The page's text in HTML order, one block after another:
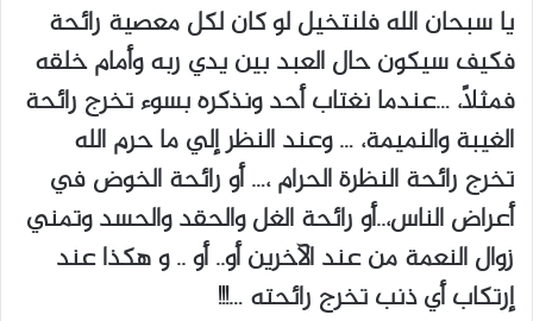
يا سبحان الله فلنتخيل لو كان لكل معصية رائحة
فكيف سيكون حال العبد بين يدي ربه وأمام خلقه
فمثلاً، …عندما نغتاب أحد ونذكره بسوء تخرج رائحة
الغيبة والنميمة، … وعند النظر إلي ما حرم الله
تخرج رائحة النظرة الحرام ،… أو رائحة الخوض في
أعراض الناس،..أو رائحة الغل والحقد والحسد وتمني
زوال النعمة من عند الآخرين أو.. أو .. و هكذا عند
إرتكاب أي ذنب تخرج رائحته …!!!